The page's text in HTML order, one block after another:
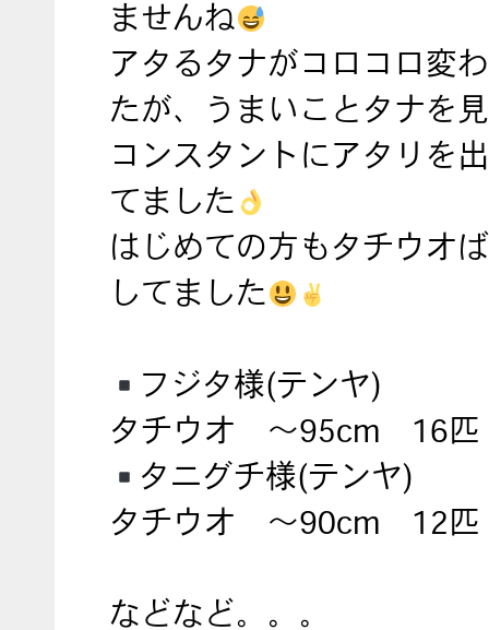
ませんね
アタるタナがコロコロ変
たが、うまいことタナを
コンスタントにアタリを
てました
はじめての方もタチウオ
してました
フジタ様(テンヤ)
タチウオ ～95cm 16匹
タニグチ様(テンヤ)
タチウオ ～90cm 12匹
などなど。。。